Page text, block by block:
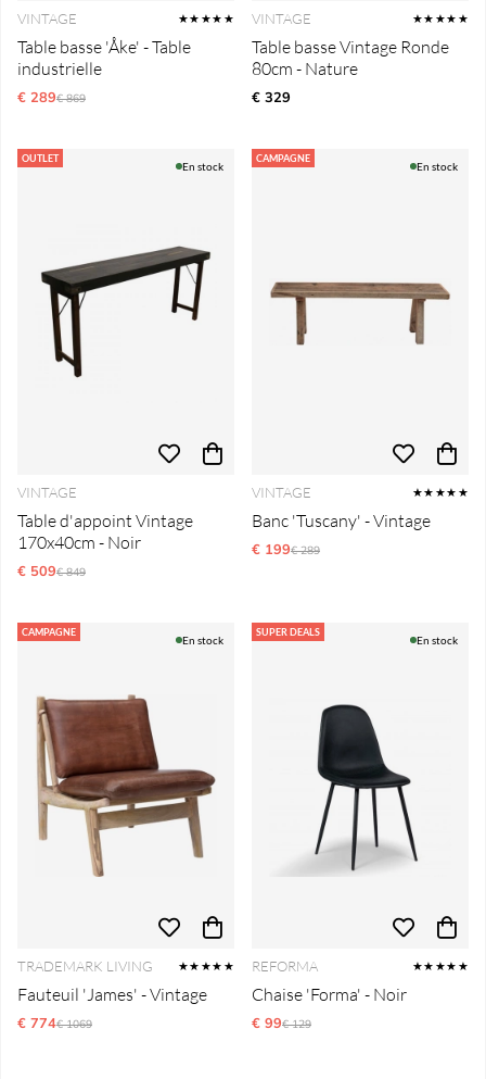
VINTAGE ★★★★★
Table basse 'Åke' - Table
industrielle
€ 289Prix régulier:
€ 869
VINTAGE ★★★★★
Table basse Vintage Ronde
80cm - Nature
€ 329
OUTLET
En stock
VINTAGE
Table d'appoint Vintage
170x40cm - Noir
€ 509Prix régulier:
€ 849
CAMPAGNE
En stock
VINTAGE ★★★★★
Banc 'Tuscany' - Vintage
€ 199Prix régulier:
€ 289
CAMPAGNE
En stock
TRADEMARK LIVING ★★★★★
Fauteuil 'James' - Vintage
€ 774Prix régulier:
€ 1069
SUPER DEALS
En stock
REFORMA ★★★★★
Chaise 'Forma' - Noir
€ 99Prix régulier:
€ 129